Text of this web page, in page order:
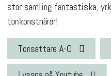
stor samling fantastiska,
tonkonstnärer!
Tonsättare A-Ö